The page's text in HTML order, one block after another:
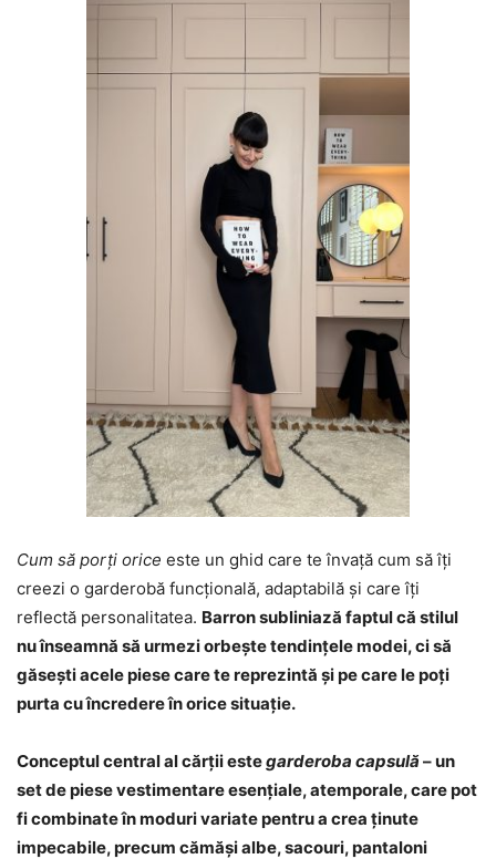
Cum să porți orice este un ghid care te învață cum să îți
creezi o garderobă funcțională, adaptabilă și care îți
reflectă personalitatea. Barron subliniază faptul că stilul
nu înseamnă să urmezi orbește tendințele modei, ci să
găsești acele piese care te reprezintă și pe care le poți
purta cu încredere în orice situație.
Conceptul central al cărții estegarderoba capsulă – un
set de piese vestimentare esențiale, atemporale, care pot
fi combinate în moduri variate pentru a crea ținute
impecabile, precum cămăși albe, sacouri, pantaloni